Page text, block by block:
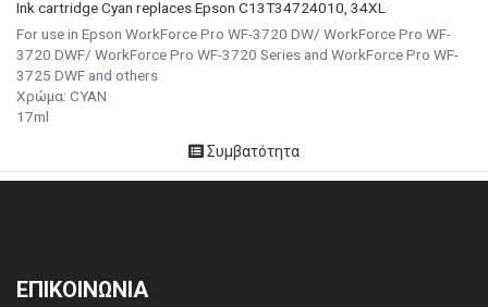
Ink cartridge Cyan replaces Epson C13T34724010, 34XL
For use in Epson WorkForce Pro WF-3720 DW/ WorkForce Pro WF-
3720 DWF/ WorkForce Pro WF-3720 Series and WorkForce Pro WF-
3725 DWF and others
Χρώμα: CYAN
17ml
Συμβατότητα
ΕΠΙΚΟΙΝΩΝΙΑ